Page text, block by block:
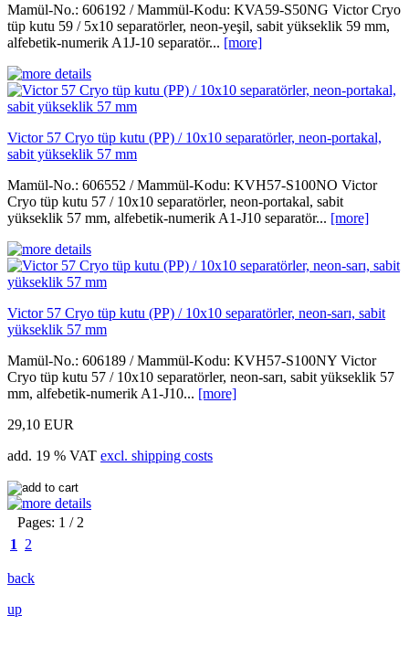
Mamül-No.: 606192 / Mammül-Kodu: KVA59-S50NG Victor Cryo
tüp kutu 59 / 5x10 separatörler, neon-yeşil, sabit yükseklik 59 mm,
alfebetik-numerik A1J-10 separatör... [more]
Victor 57 Cryo tüp kutu (PP) / 10x10 separatörler, neon-portakal,
sabit yükseklik 57 mm
Mamül-No.: 606552 / Mammül-Kodu: KVH57-S100NO Victor
Cryo tüp kutu 57 / 10x10 separatörler, neon-portakal, sabit
yükseklik 57 mm, alfebetik-numerik A1-J10 separatör... [more]
Victor 57 Cryo tüp kutu (PP) / 10x10 separatörler, neon-sarı, sabit
yükseklik 57 mm
Mamül-No.: 606189 / Mammül-Kodu: KVH57-S100NY Victor
Cryo tüp kutu 57 / 10x10 separatörler, neon-sarı, sabit yükseklik 57
mm, alfebetik-numerik A1-J10... [more]
29,10 EUR
add. 19 % VAT excl. shipping costs
Pages: 1 / 2
1
2
back
up